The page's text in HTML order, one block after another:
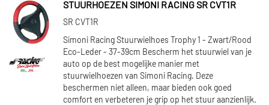
STUURHOEZEN SIMONI RACING SR CVT1R
SR CVT1R
Simoni Racing Stuurwielhoes Trophy 1 - Zwart/Rood
Eco-Leder - 37-39cm Bescherm het stuurwiel van je
auto op de best mogelijke manier met
stuurwielhoezen van Simoni Racing. Deze
beschermen niet alleen, maar bieden ook goed
comfort en verbeteren je grip op het stuur aanzienlijk.